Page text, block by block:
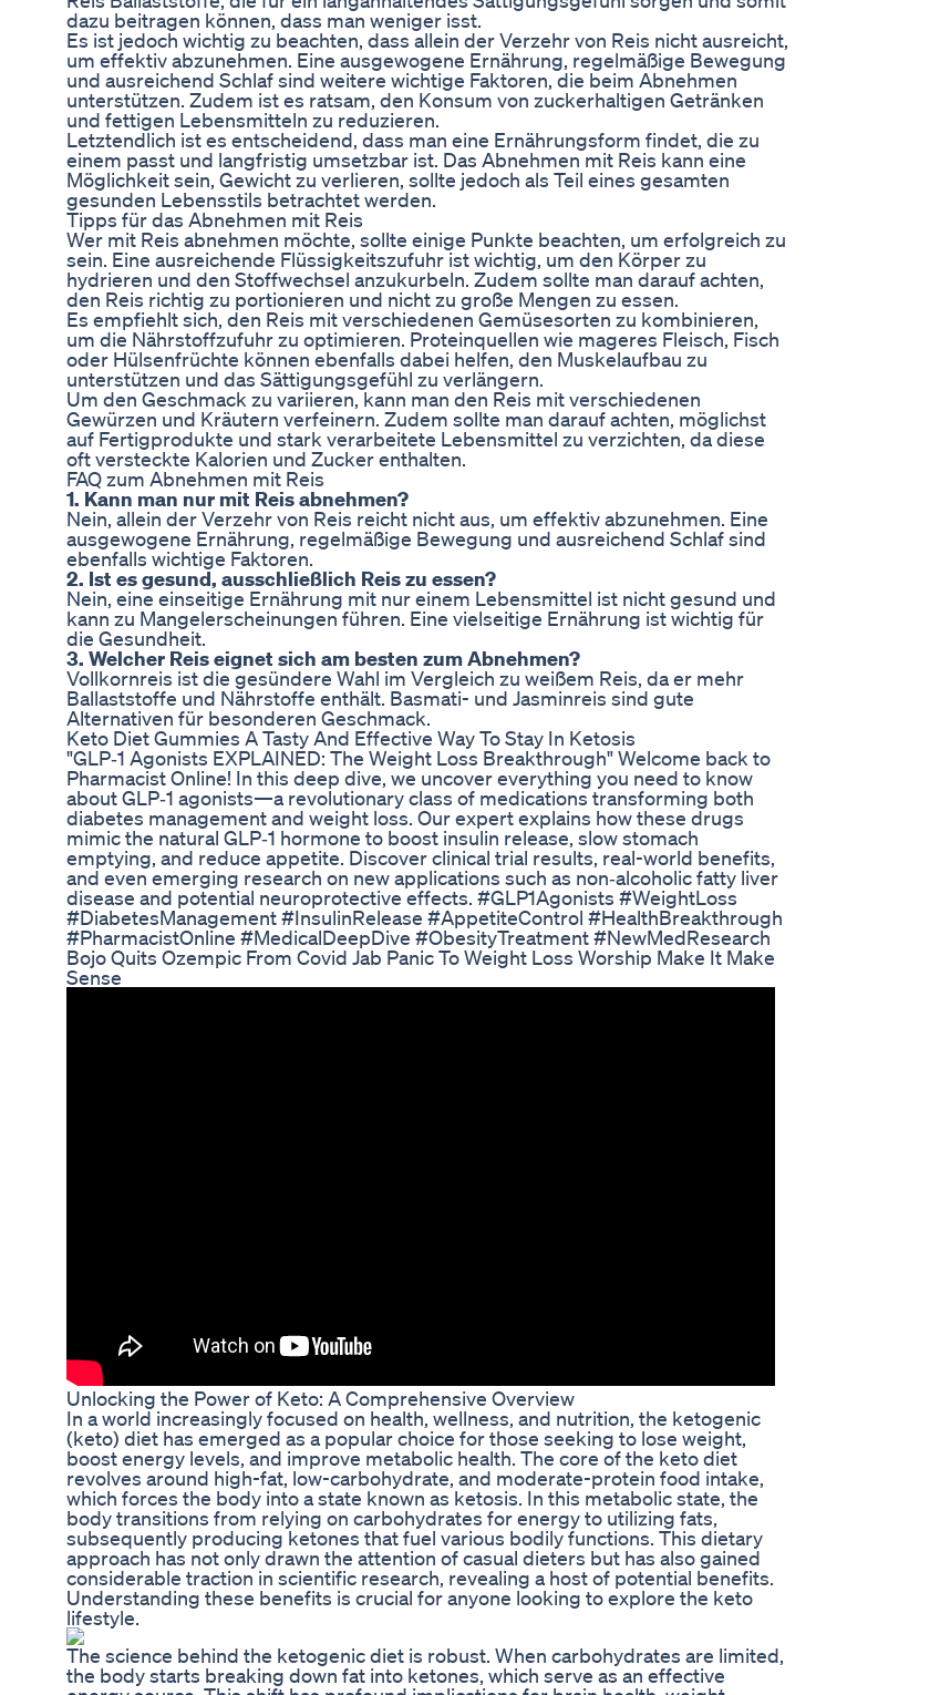
dazu beitragen können, dass man weniger isst.
Es ist jedoch wichtig zu beachten, dass allein der Verzehr von Reis nicht ausreicht,
um effektiv abzunehmen. Eine ausgewogene Ernährung, regelmäßige Bewegung
und ausreichend Schlaf sind weitere wichtige Faktoren, die beim Abnehmen
unterstützen. Zudem ist es ratsam, den Konsum von zuckerhaltigen Getränken
und fettigen Lebensmitteln zu reduzieren.
Letztendlich ist es entscheidend, dass man eine Ernährungsform findet, die zu
einem passt und langfristig umsetzbar ist. Das Abnehmen mit Reis kann eine
Möglichkeit sein, Gewicht zu verlieren, sollte jedoch als Teil eines gesamten
gesunden Lebensstils betrachtet werden.
Tipps für das Abnehmen mit Reis
Wer mit Reis abnehmen möchte, sollte einige Punkte beachten, um erfolgreich zu
sein. Eine ausreichende Flüssigkeitszufuhr ist wichtig, um den Körper zu
hydrieren und den Stoffwechsel anzukurbeln. Zudem sollte man darauf achten,
den Reis richtig zu portionieren und nicht zu große Mengen zu essen.
Es empfiehlt sich, den Reis mit verschiedenen Gemüsesorten zu kombinieren,
um die Nährstoffzufuhr zu optimieren. Proteinquellen wie mageres Fleisch, Fisch
oder Hülsenfrüchte können ebenfalls dabei helfen, den Muskelaufbau zu
unterstützen und das Sättigungsgefühl zu verlängern.
Um den Geschmack zu variieren, kann man den Reis mit verschiedenen
Gewürzen und Kräutern verfeinern. Zudem sollte man darauf achten, möglichst
auf Fertigprodukte und stark verarbeitete Lebensmittel zu verzichten, da diese
oft versteckte Kalorien und Zucker enthalten.
FAQ zum Abnehmen mit Reis
1. Kann man nur mit Reis abnehmen?
Nein, allein der Verzehr von Reis reicht nicht aus, um effektiv abzunehmen. Eine
ausgewogene Ernährung, regelmäßige Bewegung und ausreichend Schlaf sind
ebenfalls wichtige Faktoren.
2. Ist es gesund, ausschließlich Reis zu essen?
Nein, eine einseitige Ernährung mit nur einem Lebensmittel ist nicht gesund und
kann zu Mangelerscheinungen führen. Eine vielseitige Ernährung ist wichtig für
die Gesundheit.
3. Welcher Reis eignet sich am besten zum Abnehmen?
Vollkornreis ist die gesündere Wahl im Vergleich zu weißem Reis, da er mehr
Ballaststoffe und Nährstoffe enthält. Basmati- und Jasminreis sind gute
Alternativen für besonderen Geschmack.
Keto Diet Gummies A Tasty And Effective Way To Stay In Ketosis
"GLP‑1 Agonists EXPLAINED: The Weight Loss Breakthrough" Welcome back to
Pharmacist Online! In this deep dive, we uncover everything you need to know
about GLP‑1 agonists—a revolutionary class of medications transforming both
diabetes management and weight loss. Our expert explains how these drugs
mimic the natural GLP‑1 hormone to boost insulin release, slow stomach
emptying, and reduce appetite. Discover clinical trial results, real-world benefits,
and even emerging research on new applications such as non‐alcoholic fatty liver
disease and potential neuroprotective effects. #GLP1Agonists #WeightLoss
#DiabetesManagement #InsulinRelease #AppetiteControl #HealthBreakthrough
#PharmacistOnline #MedicalDeepDive #ObesityTreatment #NewMedResearch
Bojo Quits Ozempic From Covid Jab Panic To Weight Loss Worship Make It Make
Sense
Unlocking the Power of Keto: A Comprehensive Overview
In a world increasingly focused on health, wellness, and nutrition, the ketogenic
(keto) diet has emerged as a popular choice for those seeking to lose weight,
boost energy levels, and improve metabolic health. The core of the keto diet
revolves around high-fat, low-carbohydrate, and moderate-protein food intake,
which forces the body into a state known as ketosis. In this metabolic state, the
body transitions from relying on carbohydrates for energy to utilizing fats,
subsequently producing ketones that fuel various bodily functions. This dietary
approach has not only drawn the attention of casual dieters but has also gained
considerable traction in scientific research, revealing a host of potential benefits.
Understanding these benefits is crucial for anyone looking to explore the keto
lifestyle.
The science behind the ketogenic diet is robust. When carbohydrates are limited,
the body starts breaking down fat into ketones, which serve as an effective